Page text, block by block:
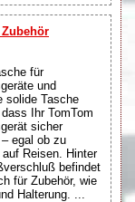
für
und
solide Tasche
Ihr TomTom
sicher
egal ob zu
auf Reisen. Hinter
befindet
für Zubehör, wie
Halterung. ...